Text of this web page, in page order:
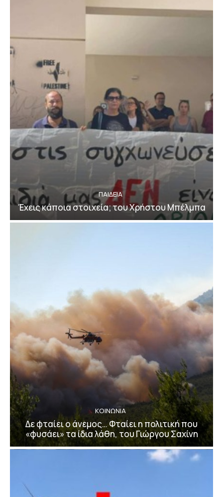
ΠΑΙΔΕΙΑ
Έχεις κάποια στοιχεία; του Χρήστου Μπέλμπα
ΚΟΙΝΩΝΙΑ
Δε φταίει ο άνεμος… Φταίει η πολιτική που
«φυσάει» τα ίδια λάθη, του Γιώργου Σαχίνη